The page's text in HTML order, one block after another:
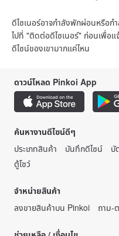
ดีไซเนอร์อาจกำลังพักผ่อนหรือก
ไปที่ "ติดต่อดีไซเนอร์" ก่อนเพื่อ
ดีไซน์ของเขามากแค่ไหน
ดาวน์โหลด Pinkoi App
ค้นหางานดีไซน์ดีๆ
ประเภทสินค้า
บันทึกดีไซน์ บั
ตู้โชว์
จำหน่ายสินค้า
ลงขายสินค้าบน Pinkoi
ถาม-